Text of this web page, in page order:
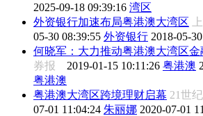
2025-09-18 09:39:16 湾区
外资银行加速布局粤港澳大湾区
05-30 08:39:55 外资银行 2018-05-
何晓军：大力推动粤港澳大湾区金
券报 2019-01-15 10:11:26 粤港澳
粤港澳
粤港澳大湾区跨境理财启幕 21世
07-01 11:04:24 朱丽娜 2020-07-01